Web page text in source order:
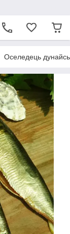
Оселедець